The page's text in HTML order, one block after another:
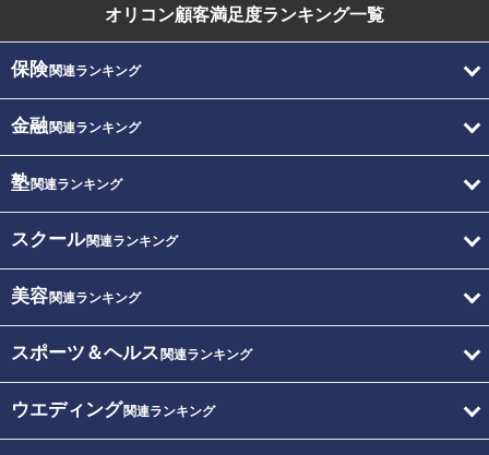
オリコン顧客満足度ランキング一覧
保険関連ランキング
金融関連ランキング
塾関連ランキング
スクール関連ランキング
美容関連ランキング
スポーツ＆ヘルス 関連ランキング
ウエディング関連ランキング